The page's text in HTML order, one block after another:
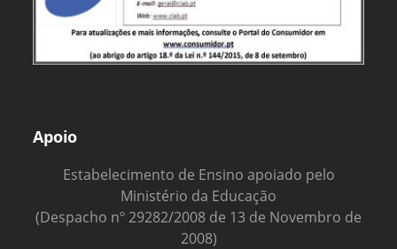
Apoio
Estabelecimento de Ensino apoiado pelo
Ministério da Educação
(Despacho nº 29282/2008 de 13 de Novembro de
2008)